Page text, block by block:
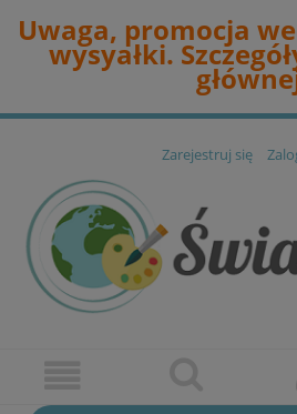
Uwaga, promocja
wysyałki.
Zarejestruj się